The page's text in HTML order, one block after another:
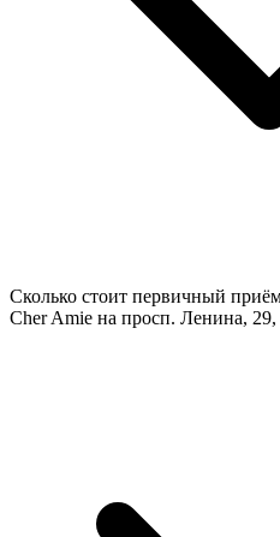
Сколько стоит первичный
Cher Amie на просп. Ленина,